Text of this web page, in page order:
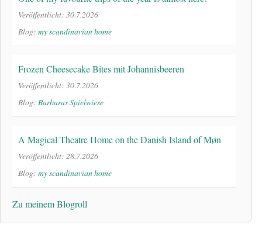
Veröffentlicht: 30.7.2026
Blog: my scandinavian home
Frozen Cheesecake Bites mit Johannisbeeren
Veröffentlicht: 30.7.2026
Blog: Barbaras Spielwiese
A Magical Theatre Home on the Danish Island of Møn
Veröffentlicht: 28.7.2026
Blog: my scandinavian home
Zu meinem Blogroll